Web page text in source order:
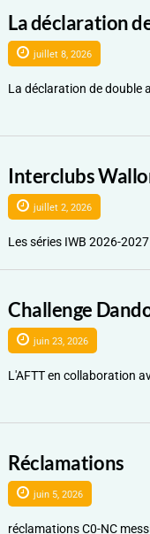
La déclaration
juillet 8, 2026
La déclaration de double
Interclubs
juillet 2, 2026
Les séries IWB 2026-
Challenge
juin 23, 2026
L'AFTT en collaboration
Réclamations
juin 5, 2026
réclamations C0-NC